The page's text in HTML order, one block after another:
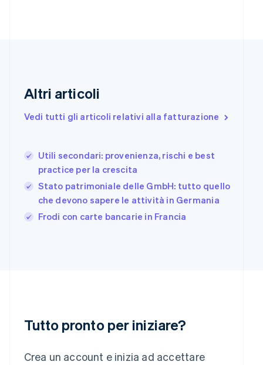
Altri articoli
Vedi tutti gli articoli relativi alla fatturazione
Utili secondari: provenienza, rischi e best
practice per la crescita
Stato patrimoniale delle GmbH: tutto quello
che devono sapere le attività in Germania
Frodi con carte bancarie in Francia
Tutto pronto per iniziare?
Crea un account e inizia ad accettare
Francia
Germania
日本語
Gibilterra
English
Grecia
English
English
Lituania
Lussemburgo